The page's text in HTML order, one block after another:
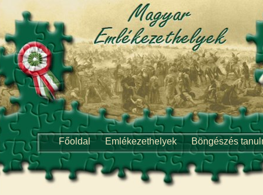
Főoldal Emlékezethelyek Böngészés